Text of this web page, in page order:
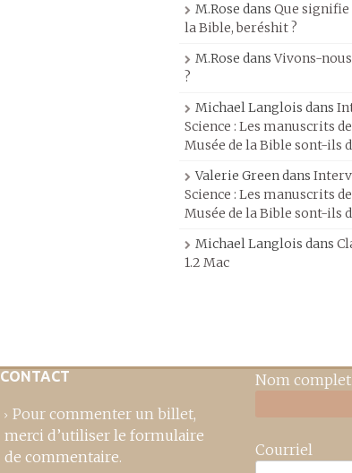
M.Rose dans Que
la Bible, beréshit ?
M.Rose dansVivons-
?
Michael Langlois dans
Science : Les manuscrits
Musée de la Bible sont-ils
Valerie Greendans
Science : Les manuscrits
Musée de la Bible sont-ils
Michael Langlois dans
1.2 Mac
CONTACT
Pour commenter un billet,
merci d’utiliser le formulaire
de commentaire.
Nom complet
Courriel